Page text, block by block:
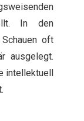
In den
oft
ausgelegt.
intellektuell